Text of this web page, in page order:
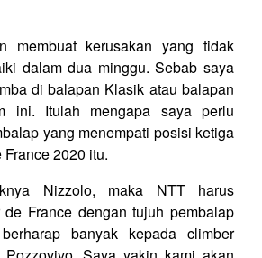
membuat kerusakan yang tidak
dalam dua minggu. Sebab saya
di balapan Klasik atau balapan
ini. Itulah mengapa saya perlu
yang menempati posisi ketiga
2020 itu.
Nizzolo, maka NTT harus
de France dengan tujuh pembalap
banyak kepada climber